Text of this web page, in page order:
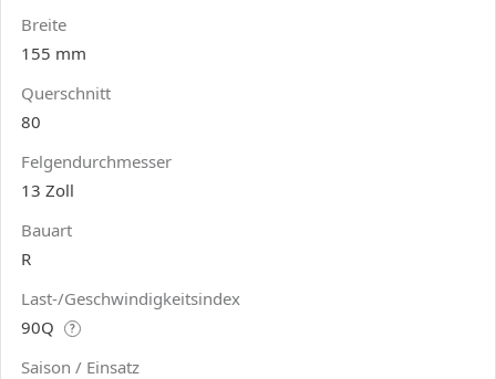
Breite
155 mm
Querschnitt
80
Felgendurchmesser
13 Zoll
Bauart
R
Last-/Geschwindigkeitsindex
90Q
?
Saison / Einsatz